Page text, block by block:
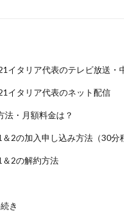
イタリア代表のテレビ放送・
イタリア代表のネット配信
法・月額料金は？
2の加入申し込み方法（30分
＆2の解約方法
き